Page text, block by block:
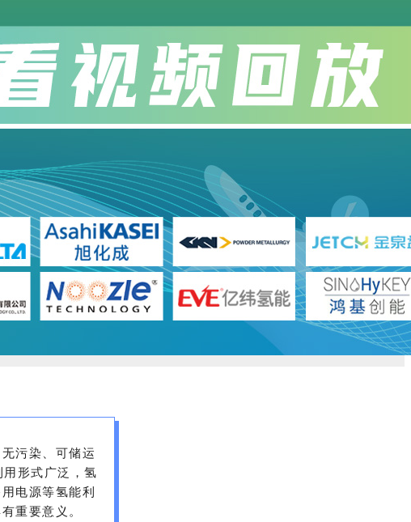
污染、可储运
形式广泛，氢
电源等氢能利
重要意义。